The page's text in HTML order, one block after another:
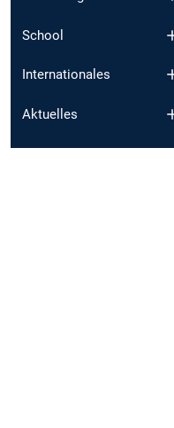
School
Internationales
Aktuelles